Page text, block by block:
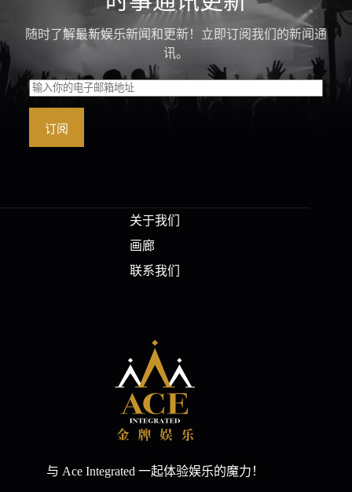
随时了解最新娱乐新闻和更新！立即订阅我们的新闻通
讯。
订阅
关于我们
画廊
联系我们
与 Ace Integrated 一起体验娱乐的魔力！